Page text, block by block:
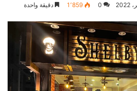
0 1٬859 دقيقة واحدة